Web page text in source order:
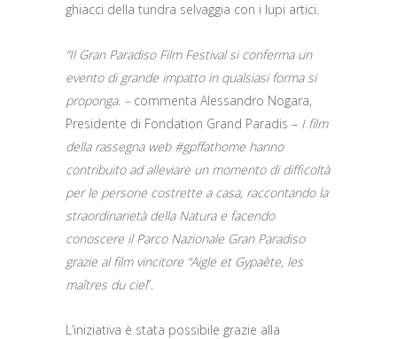
ghiacci della tundra selvaggia con i lupi artici.
“Il Gran Paradiso Film Festival si conferma un
evento di grande impatto in qualsiasi forma si
proponga. – commenta Alessandro Nogara,
Presidente di Fondation Grand Paradis – I film
della rassegna web #gpffathome hanno
contribuito ad alleviare un momento di difficoltà
per le persone costrette a casa, raccontando la
straordinarietà della Natura e facendo
conoscere il Parco Nazionale Gran Paradiso
grazie al film vincitore “Aigle et Gypaète, les
maîtres du ciel”.
L’iniziativa è stata possibile grazie alla